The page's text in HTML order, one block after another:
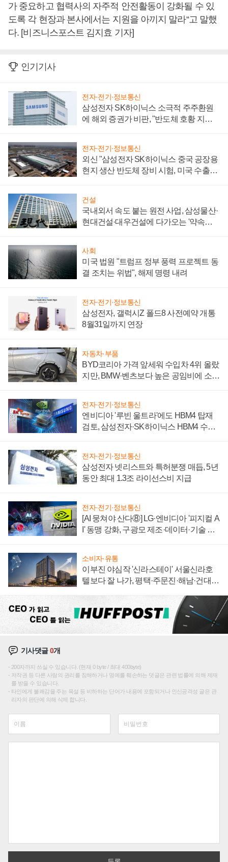
가 중요하고 협력사의 자주적 안전활동이 강화될 수 있
도록 각 현장과 본사에서는 지원을 아끼지 말라“고 말했
다. [비즈니스포스트 김지효 기자]
인기기사
전자·전기·정보통신
삼성전자 SK하이닉스 소극적 주주환원
에 해외 증권가 비판, "반도체 호황 지속
전자·전기·정보통신
외신 "삼성전자 SK하이닉스 중국 공장용
현지 생산 반도체 장비 시험, 미국 수출통
건설
국내외서 속도 붙는 원전 사업, 삼성물산·
현대건설·대우건설에 다가오는 '약속의
사회
미국 법원 "트럼프 정부 풍력 프로젝트 동
결 조치는 위법", 해제 명령 내려
전자·전기·정보통신
삼성전자, 갤럭시Z 폴드8 사전예약 개통
8월31일까지 연장
자동차·부품
BYD코리아 가격 앞세워 수입차 4위 올랐
지만, BMW·벤츠보다 높은 공임비에 소비
전자·전기·정보통신
엔비디아 '루빈 울트라'에도 HBM4 탑재
검토, 삼성전자·SK하이닉스 HBM4 수율
전자·전기·정보통신
삼성전자 넷리스트와 특허분쟁 매듭, 5년
동안 최대 1.3조 라이선스비 지급
전자·전기·정보통신
[AI 뭉쳐야 산다⑧] LG·엔비디아 '피지컬 A
I' 동맹 강화, 구광모 제조·데이터·기술 결
소비자·유통
이부진 야심작 '신라스테이' 서울신라호
텔보다 잘 나가, 평택·주문진·해남·건대로
기사댓글0개
200자까지 쓰실 수 있습니다. (현재 0 byte / 최대 400byte)
저작권 등 다른 사람의 권리를 침해하거나 명예를 훼손하는 댓글은 관련 법률에 의해 제재
를 받을 수 있습니다.
타인에게 불쾌감을 주는 욕설 등 비하하는 단어가 내용에 포함되거나 인신공격성 글은 관
리자의 판단에 의해 삭제 합니다.